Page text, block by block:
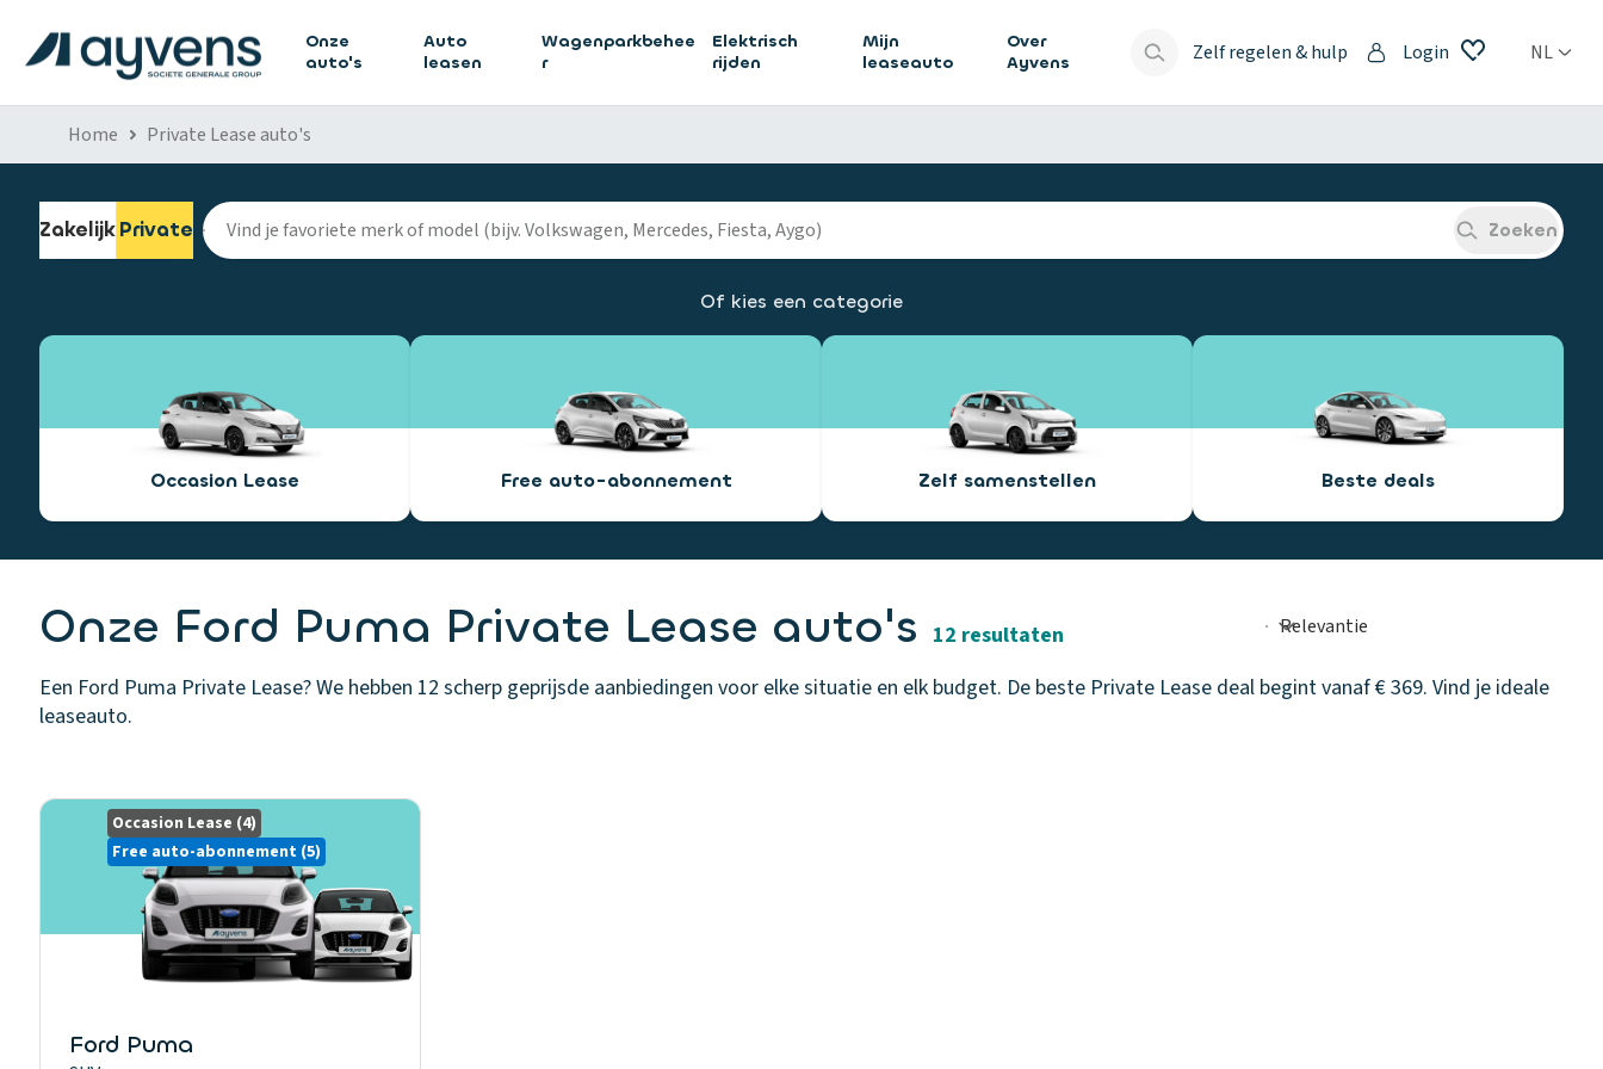
Onze
auto's
Auto
leasen
Wagenparkbehee
r
Elektrisch
rijden
Mijn
leaseauto
Over
Ayvens
Zelf regelen & hulp Login NL
Home Private Lease auto's
ZakelijkPrivate Zoeken
Of kies een categorie
Occasion Lease Free auto-abonnement Zelf samenstellen Beste deals
Onze Ford Puma Private Lease auto's 12 resultaten
Een Ford Puma Private Lease? We hebben 12 scherp geprijsde aanbiedingen voor elke situatie en elk budget. De beste Private Lease deal begint vanaf € 369. Vind je ideale
leaseauto.
Occasion Lease (4)
Free auto-abonnement(5)
Ford Puma